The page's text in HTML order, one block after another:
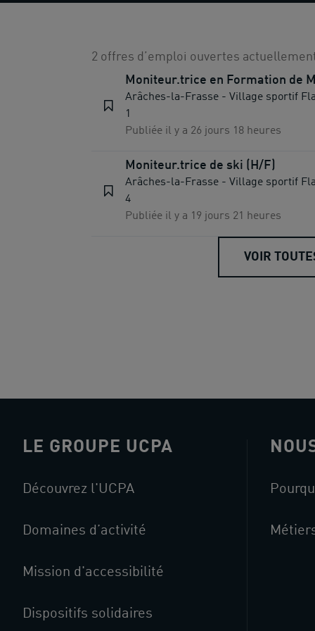
2 offres d’emploi ouvertes
Moniteur.trice en Formation de
Arâches-la-Frasse - Village sportif
1
Publiée il y a 26 jours 18 heures
Moniteur.trice de ski (H/F)
Arâches-la-Frasse - Village sportif
4
Publiée il y a 19 jours 21 heures
VOIR
LE GROUPE UCPA
Découvrez l'UCPA
Domaines d’activité
Mission d'accessibilité
Dispositifs solidaires